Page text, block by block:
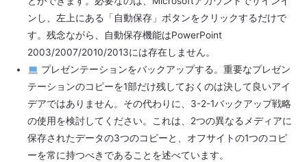
ンし、左上にある「自動保存」ボタンをクリックするだけで
す。残念ながら、自動保存機能はPowerPoint
2003/2007/2010/2013には存在しません。
プレゼンテーションをバックアップする。重要なプレゼン
テーションのコピーを1部だけ残しておくのは決して良いアイ
デアではありません。その代わりに、3-2-1バックアップ戦略
の使用を検討してください。これは、2つの異なるメディアに
保存されたデータの3つのコピーと、オフサイトの1つのコピ
ーを常に持つべきであることを述べています。